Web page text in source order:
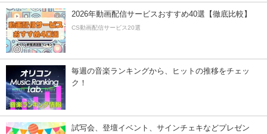
2026年動画配信サービスおすすめ40選【徹底比較】
CS動画配信サービス20選
毎週の音楽ランキングから、ヒットの推移をチェッ
ク！
試写会、登壇イベント、サインチェキなどプレゼン